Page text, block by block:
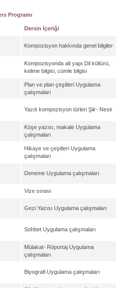
Programı
Dersin İçeriği
Kompozisyon hakkında genel bilgiler
Kompozisyonda alt yapı Dil kültürü,
kelime bilgisi, cümle bilgisi
Plan ve plan çeşitleri Uygulama
çalışmaları
Yazılı kompozisyon türleri Şiir- Nesir
Köşe yazısı, makale Uygulama
çalışmaları
Hikaye ve çeşitleri Uygulama
çalışmaları
Deneme Uygulama çalışmaları
Vize sınavı
Gezi Yazısı Uygulama çalışmaları
Sohbet Uygulama çalışmaları
Mülakat- Röportaj Uygulama
çalışmaları
Biyografi Uygulama çalışmaları